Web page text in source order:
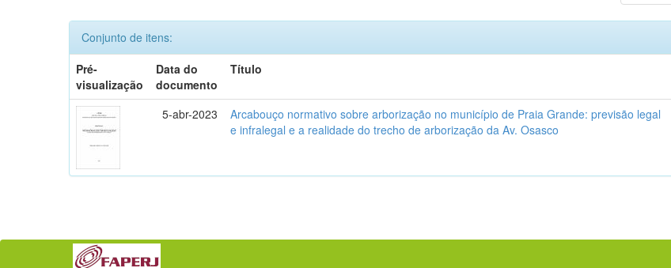
Conjunto de itens:
Pré-
visualização
Data do
documento
Título
5-abr-2023
Arcabouço normativo sobre arborização no município de Praia Grande: previsão legal
e infralegal e a realidade do trecho de arborização da Av. Osasco